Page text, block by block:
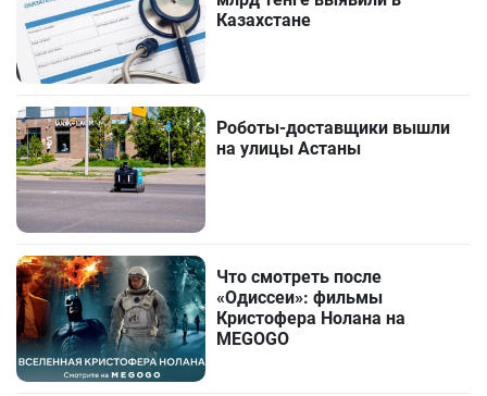
Казахстане
Роботы-доставщики вышли
на улицы Астаны
Что смотреть после
«Одиссеи»: фильмы
Кристофера Нолана на
MEGOGO